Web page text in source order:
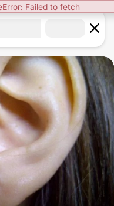
Failed to fetch